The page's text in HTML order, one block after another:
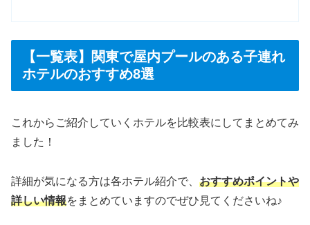
【一覧表】関東で屋内プールのある子連れ
ホテルのおすすめ8選
これからご紹介していくホテルを比較表にしてまとめてみ
ました！
詳細が気になる方は各ホテル紹介で、 おすすめポイントや
詳しい情報をまとめていますのでぜひ見てくださいね♪